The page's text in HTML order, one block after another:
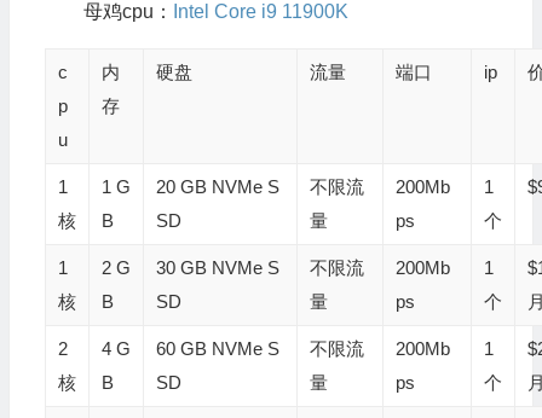
母鸡cpu： Intel Core i9 11900K
c
p
u
内
存
硬盘 流量 端口 ip
1
核
1 G
B
20 GB NVMe S
SD
不限流
量
200Mb
ps
1
个
1
核
2 G
B
30 GB NVMe S
SD
不限流
量
200Mb
ps
1
个
2
核
4 G
B
60 GB NVMe S
SD
不限流
量
200Mb
ps
1
个